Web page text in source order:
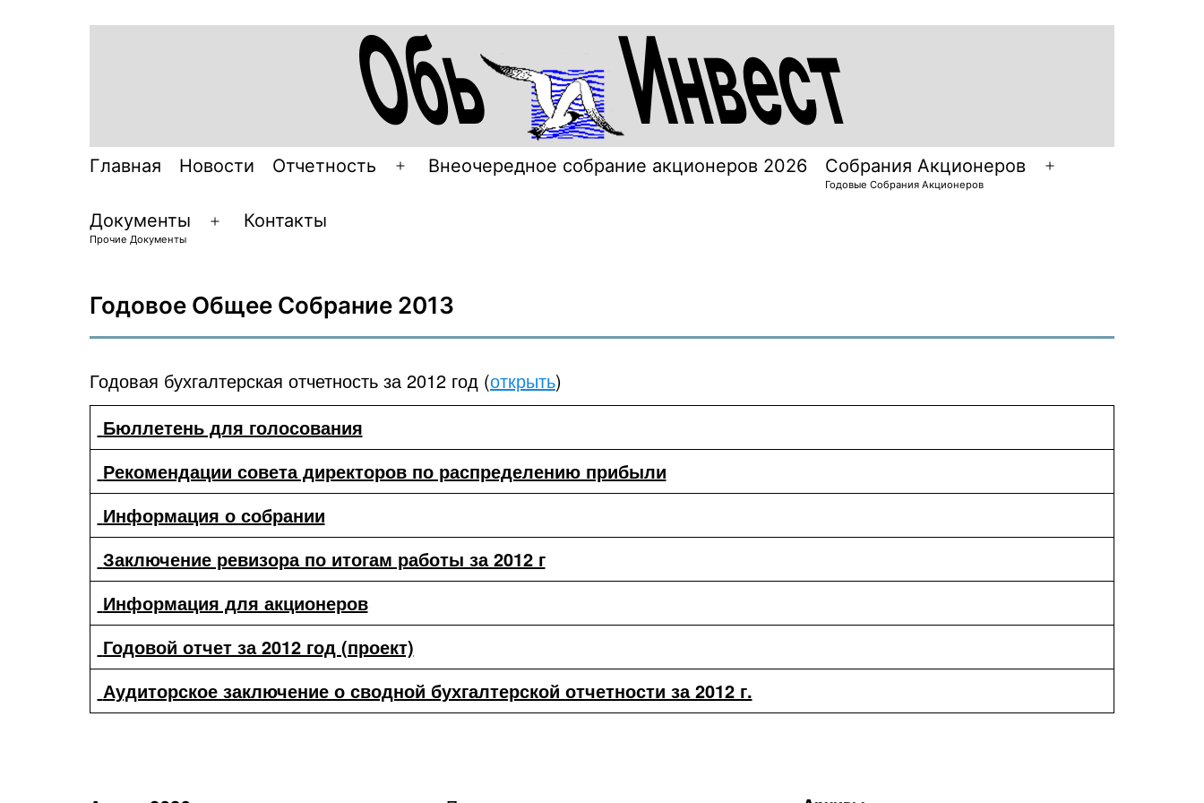
Обь-
Главная Новости Отчетность
Открыть
Внеочередное собрание акционеров 2026 Собрания Акционеров
Годовые Собрания Акционеров
Открыть
Документы
Прочие Документы
Открыть
Контакты
Годовое Общее Собрание 2013
Годовая бухгалтерская отчетность за 2012 год (открыть)
Бюллетень для голосования
Рекомендации совета директоров по распределению прибыли
Информация о собрании
Заключение ревизора по итогам работы за 2012 г
Информация для акционеров
Годовой отчет за 2012 год (проект)
Аудиторское заключение о сводной бухгалтерской отчетности за 2012 г.